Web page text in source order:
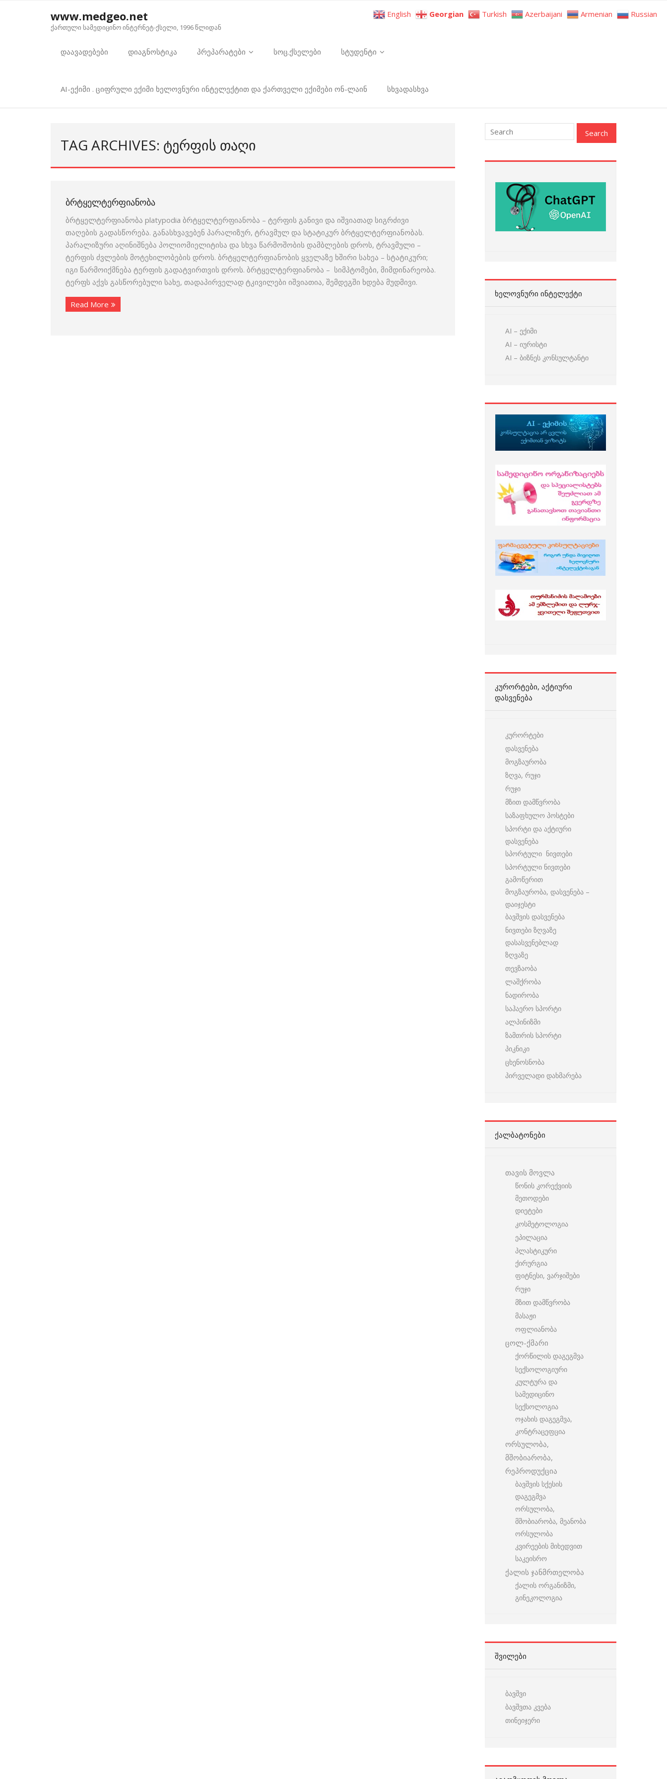
www.medgeo.net
ქართული სამედიცინო ინტერნეტ-ქსელი, 1996 წლიდან
დაავადებები დიაგნოსტიკა პრეპარატები სოც.ქსელები სტუდენტი
AI-ექიმი . ციფრული ექიმი ხელოვნური ინტელექტით და ქართველი ექიმები ონ-ლაინ სხვადასხვა
TAG ARCHIVES: ᲢᲔᲠᲤᲘᲡ ᲗᲐᲦᲘ
ᲑᲠᲢᲧᲔᲚᲢᲔᲠᲤᲘᲐᲜᲝᲑᲐ
ბრტყელტერფიანობა platypodia ბრტყელტერფიანობა – ტერფის განივი და იშვიათად სიგრძივი
თაღების გადასწორება. განასხვავებენ პარალიზურ, ტრავმულ და სტატიკურ ბრტყელტერფიანობას.
პარალიზური აღინიშნება პოლიომიელიტისა და სხვა წარმოშობის დამბლების დროს, ტრავმული –
ტერფის ძვლების მოტეხილობების დროს. ბრტყელტერფიანობის ყველაზე ხშირი სახეა – სტატიკური;
იგი წარმოიქმნება ტერფის გადატვირთვის დროს. ბრტყელტერფიანობა – სიმპტომები, მიმდინარეობა.
ტერფს აქვს გასწორებული სახე, თადაპირველად ტკივილები იშვიათია, შემდეგში ხდება მუდმივი.
Read More
ᲮᲔᲚᲝᲕᲜᲣᲠᲘ ᲘᲜᲢᲔᲚᲔᲥᲢᲘ
AI – ექიმი
AI – იურისტი
AI – ბიზნეს კონსულტანტი
ᲙᲣᲠᲝᲠᲢᲔᲑᲘ, ᲐᲥᲢᲘᲣᲠᲘ
ᲓᲐᲡᲕᲔᲜᲔᲑᲐ
კურორტები
დასვენება
მოგზაურობა
ზღვა, რუჯი
რუჯი
მზით დამწვრობა
საზაფხულო პოსტები
სპორტი და აქტიური
დასვენება
სპორტული ნივთები
სპორტული ნივთები
გამოწერით
მოგზაურობა, დასვენება –
დაიჯესტი
ბავშვის დასვენება
ნივთები ზღვაზე
დასასვენებლად
ზღვაზე
თევზაობა
ლაშქრობა
ნადირობა
საჰაერო სპორტი
ალპინიზმი
ზამთრის სპორტი
პიკნიკი
ცხენოსნობა
პირველადი დახმარება
ᲥᲐᲚᲑᲐᲢᲝᲜᲔᲑᲘ
თავის მოვლა
წონის კორექვიის
მეთოდები
დიეტები
კოსმეტოლოგია
ეპილაცია
პლასტიკური
ქირურგია
ფიტნესი, ვარჯიშები
რუჯი
მზით დამწვრობა
მასაჟი
ოფლიანობა
ცოლ-ქმარი
ქორწილის დაგეგმვა
სექსოლოგიური
კულტურა და
სამედიცინო
სექსოლოგია
ოჯახის დაგეგმვა,
კონტრაცეფცია
ორსულობა,
მშობიარობა,
რეპროდუქცია
ბავშვის სქესის
დაგეგმვა
ორსულობა,
მშობიარობა, მეანობა
ორსულობა
კვირეების მიხედვით
საკეისრო
ქალის ჯანმრთელობა
ქალის ორგანიზმი,
გინეკოლოგია
ᲨᲕᲘᲚᲔᲑᲘ
ბავშვი
ბავშვთა კვება
თინეიჯერი
English Georgian Turkish Azerbaijani Armenian Russian